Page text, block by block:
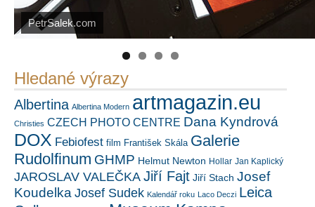
PetrSalek.com
https://kuula.co/profile/PetrSalek/collections
Hledané výrazy
Albertina Albertina Modern artmagazin.eu
Christies CZECH PHOTO CENTRE Dana Kyndrová
DOX Febiofest film František Skála Galerie
Rudolfinum GHMP Helmut Newton Hollar Jan Kaplický
JAROSLAV VALEČKA Jiří Fajt Jiří Stach Josef
Koudelka Josef Sudek Kalendář roku Laco Deczi Leica